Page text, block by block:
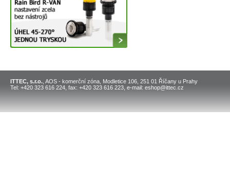
ITTEC, s.r.o. , AOS - komerční zóna, Modletice 106, 251 01 Říčany u Prahy
Tel: +420 323 616 224, fax: +420 323 616 223, e-mail: eshop@ittec.cz